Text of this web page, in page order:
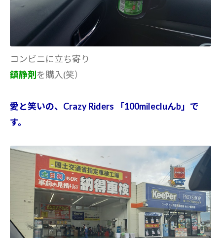
コンビニに立ち寄り
鎮静剤 を購入(笑）
愛と笑いの、Crazy Riders 「100milecluんb」で
す。